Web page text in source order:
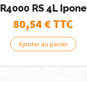
R4000 RS 4L Ipone
80,54€ TTC
Ajouter au panier